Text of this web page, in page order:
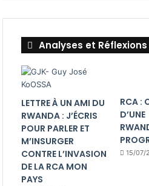
Analyses et
LETTRE À UN AMI DU
RWANDA : J’ÉCRIS
POUR PARLER ET
M’INSURGER
CONTRE L’INVASION
DE LA RCA MON
PAYS
RCA :
D’UNE
15/07/